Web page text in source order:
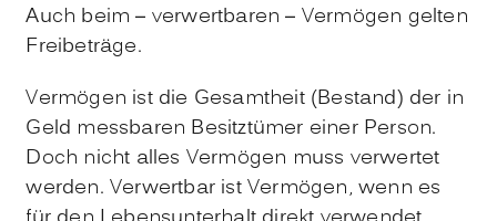
Auch beim – verwertbaren – Vermögen gelten
Freibeträge.
Vermögen ist die Gesamtheit (Bestand) der in
Geld messbaren Besitztümer einer Person.
Doch nicht alles Vermögen muss verwertet
werden. Verwertbar ist Vermögen, wenn es